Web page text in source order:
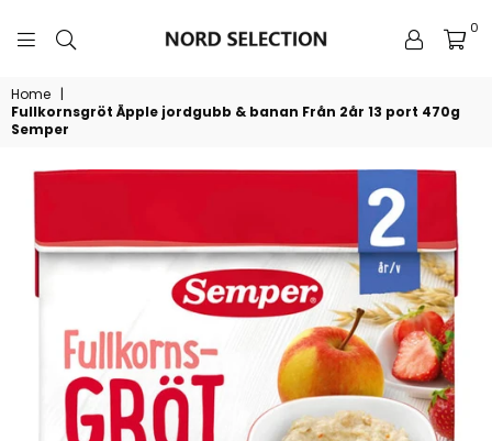
NORDSELECTION
0
Home |
Fullkornsgröt Äpple jordgubb & banan Från 2år 13 port 470g
Semper